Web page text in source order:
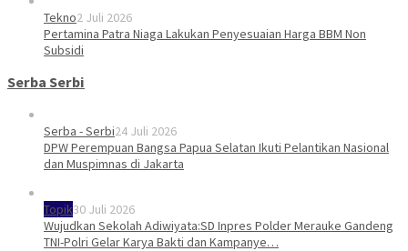
Tekno2 Juli 2026
Pertamina Patra Niaga Lakukan Penyesuaian Harga BBM Non
Subsidi
Serba Serbi
Serba - Serbi24 Juli 2026
DPW Perempuan Bangsa Papua Selatan Ikuti Pelantikan Nasional
dan Muspimnas di Jakarta
Topik30 Juli 2026
Wujudkan Sekolah Adiwiyata:SD Inpres Polder Merauke Gandeng
TNI-Polri Gelar Karya Bakti dan Kampanye…